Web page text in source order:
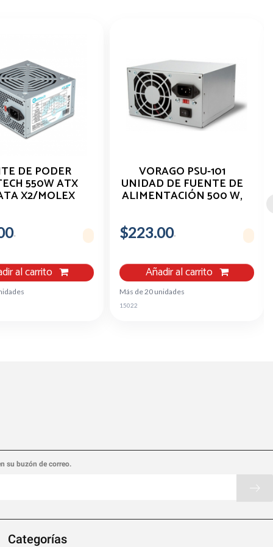
DE PODER
550W ATX
X2/MOLEX
al carrito
VORAGO PSU-101
UNIDAD DE FUENTE DE
ALIMENTACIÓN 500 W,
$223.00
Añadir al carrito
Más de 20 unidades
15022
su buzón de correo.
Categorías